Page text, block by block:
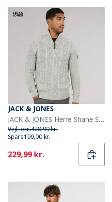
JACK & JONES
JACK & JONES Herre Shane Strikket Trøje Sølv Birke
Vejl. pris428,99 kr.
Spare199,00 kr.
Current
229,99 kr.